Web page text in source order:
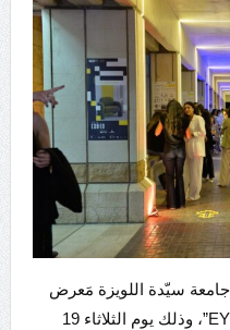
سيّدة اللويزة مَعرض
نهاية العام بِعنوان:” EYE 26 CODED”، وذلك يوم الثلاثاء 19